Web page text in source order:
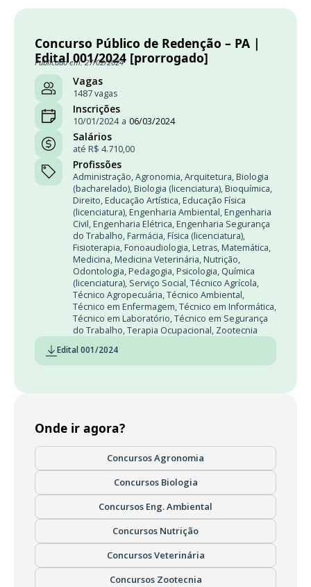
Concurso Público de Redenção – PA |
Edital 001/2024 [prorrogado]
Publicado em: 27/02/2024
Vagas
1487 vagas
Inscrições
10/01/2024 a 06/03/2024
Salários
até R$ 4.710,00
Profissões
Administração,Agronomia,Arquitetura, Biologia
(bacharelado), Biologia (licenciatura), Bioquímica,
Direito, Educação Artística, Educação Física
(licenciatura), Engenharia Ambiental, Engenharia
Civil, Engenharia Elétrica, Engenharia Segurança
do Trabalho, Farmácia, Física (licenciatura),
Fisioterapia, Fonoaudiologia, Letras, Matemática,
Medicina, Medicina Veterinária, Nutrição,
Odontologia, Pedagogia, Psicologia, Química
(licenciatura), Serviço Social,Técnico Agrícola,
Técnico Agropecuária,Técnico Ambiental,
Técnico em Enfermagem,Técnico em Informática,
Técnico em Laboratório,Técnico em Segurança
do Trabalho,Terapia Ocupacional, Zootecnia
Edital 001/2024
Onde ir agora?
Concursos Agronomia
Concursos Biologia
Concursos Eng. Ambiental
Concursos Nutrição
Concursos Veterinária
Concursos Zootecnia